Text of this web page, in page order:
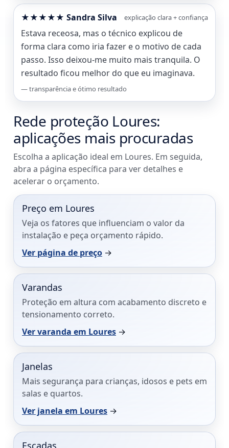
★★★★★ Sandra Silva explicação clara + confiança
Estava receosa, mas o técnico explicou de
forma clara como iria fazer e o motivo de cada
passo. Isso deixou-me muito mais tranquila. O
resultado ficou melhor do que eu imaginava.
— transparência e ótimo resultado
Rede proteção Loures:
aplicações mais procuradas
Escolha a aplicação ideal em Loures. Em seguida,
abra a página específica para ver detalhes e
acelerar o orçamento.
Preço em Loures
Veja os fatores que influenciam o valor da
instalação e peça orçamento rápido.
Ver página de preço →
Varandas
Proteção em altura com acabamento discreto e
tensionamento correto.
Ver varanda em Loures →
Janelas
Mais segurança para crianças, idosos e pets em
salas e quartos.
Ver janela em Loures →
Escadas